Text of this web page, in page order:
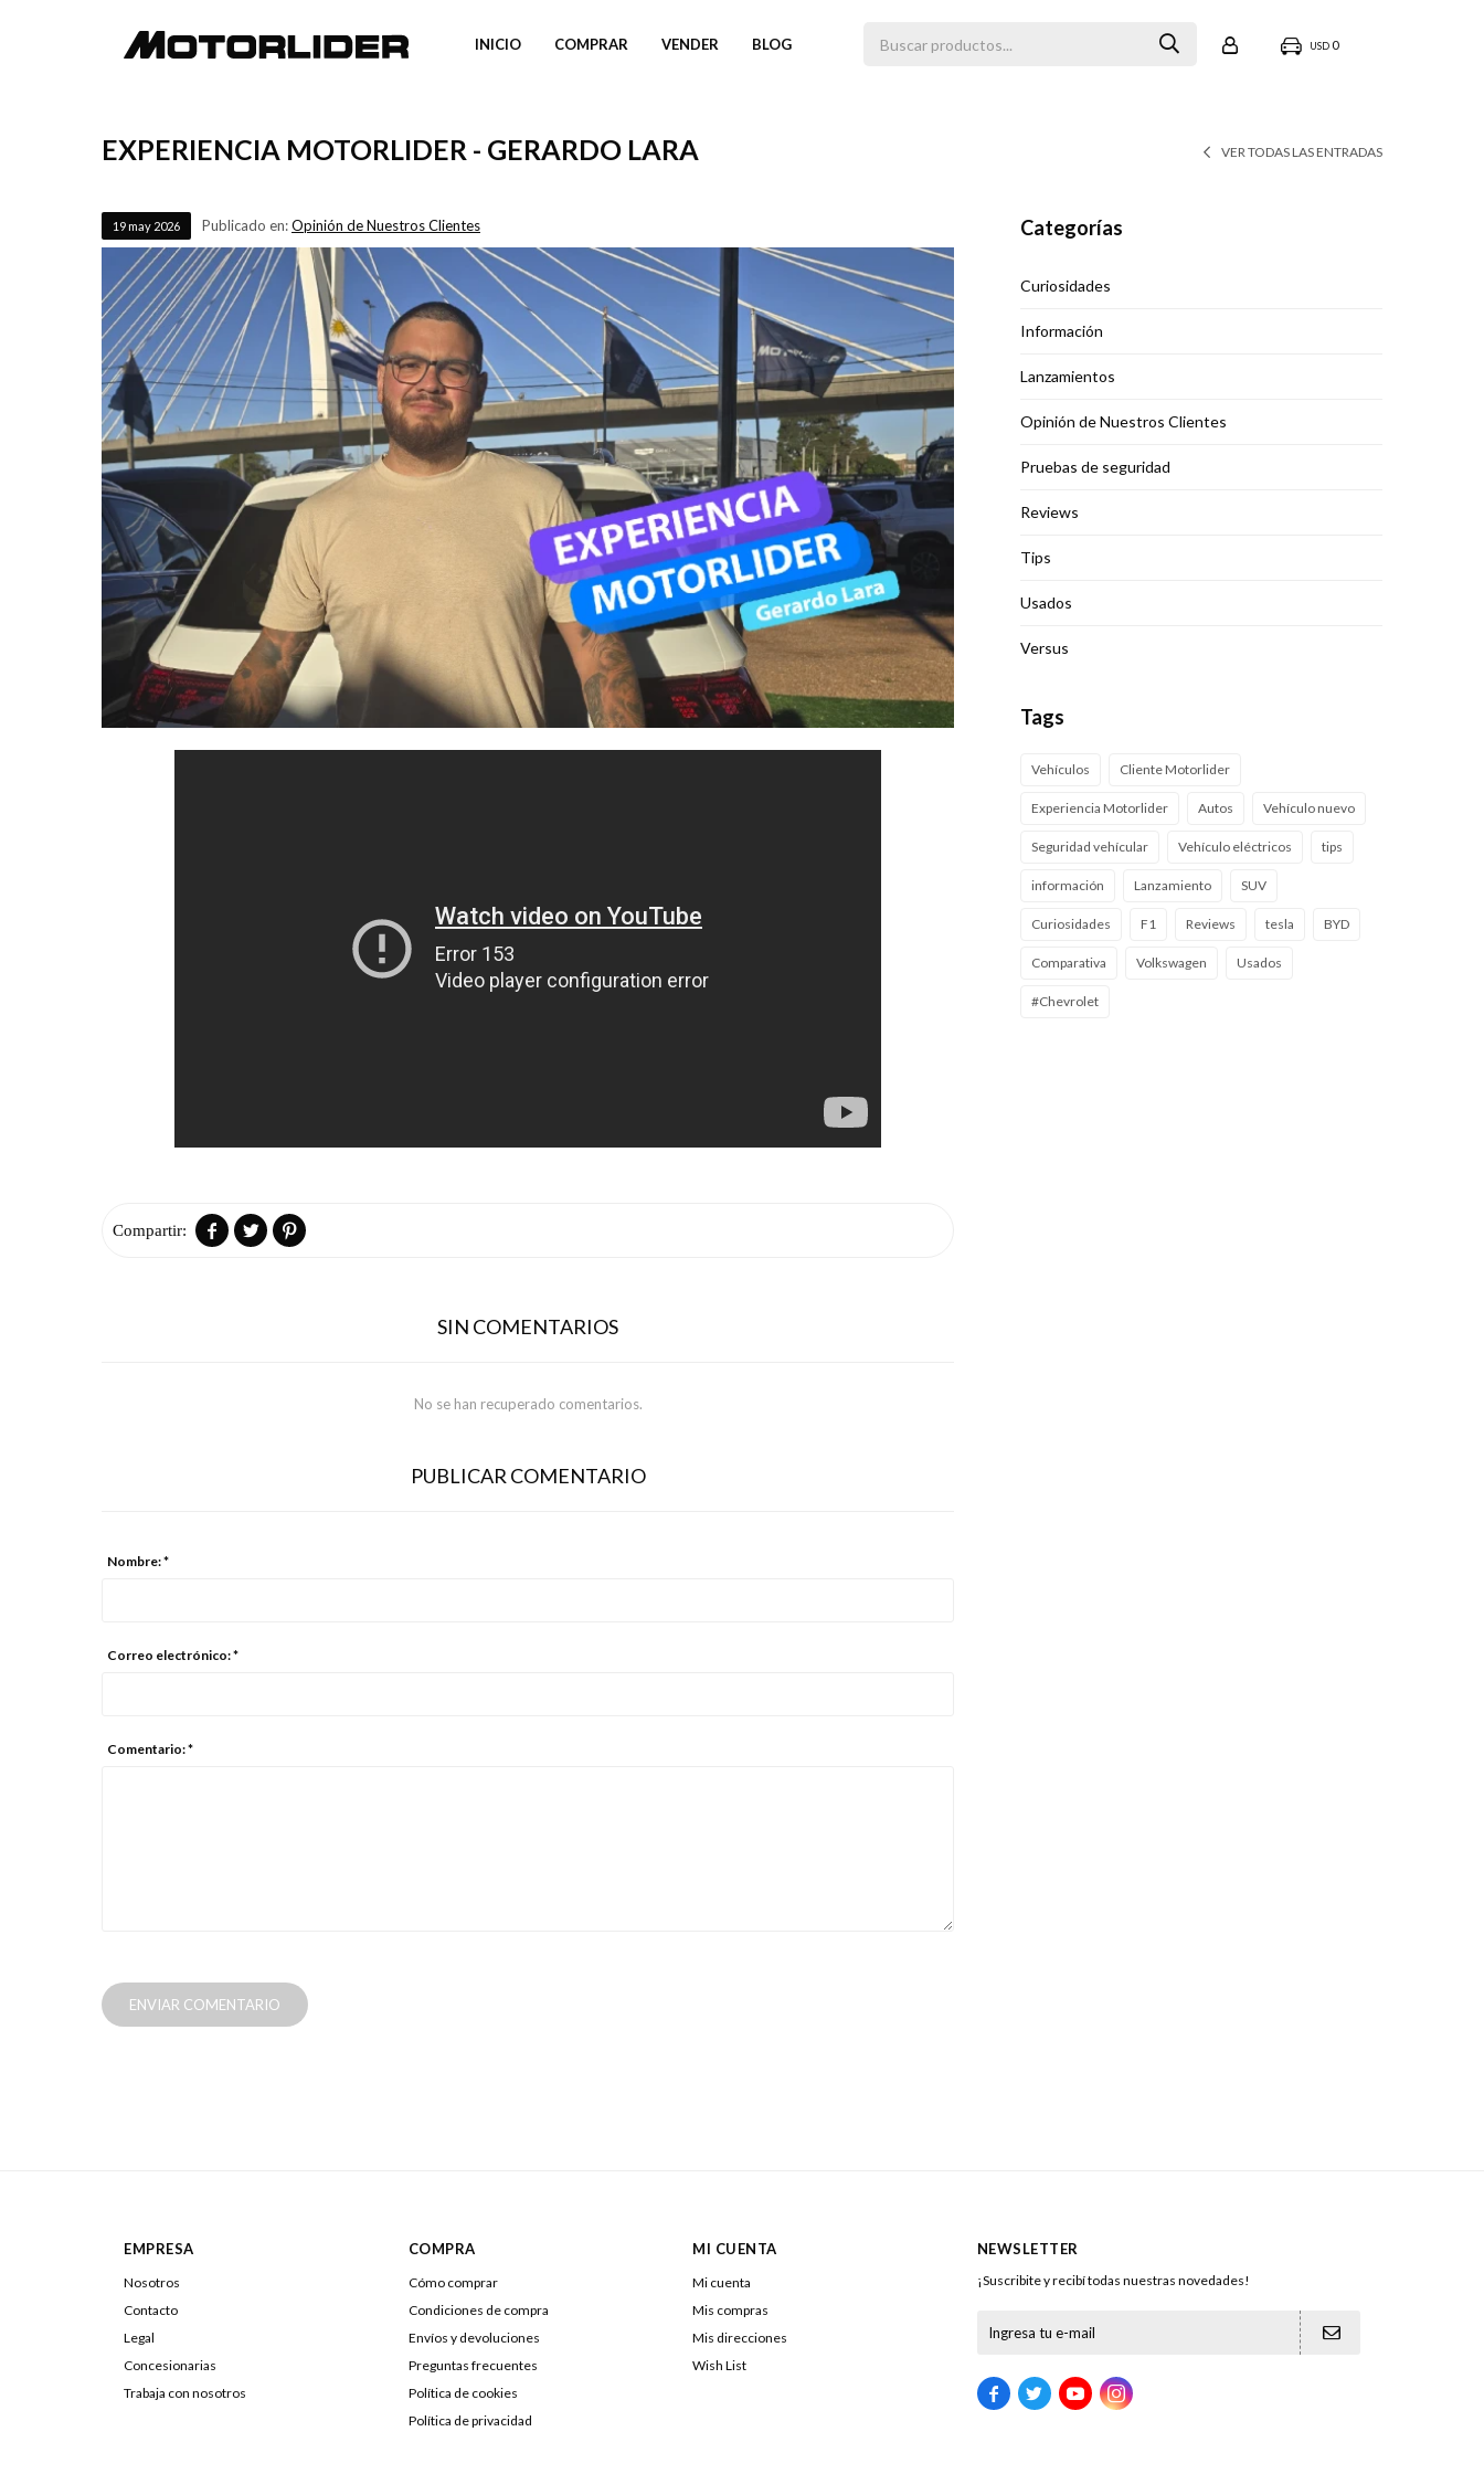
INICIO COMPRAR VENDER BLOG USD 0
EXPERIENCIA MOTORLIDER - GERARDO LARA VER TODAS LAS ENTRADAS
19 may 2026 Publicado en:Opinión de Nuestros Clientes
  
SIN COMENTARIOS
No se han recuperado comentarios.
PUBLICAR COMENTARIO
Nombre: *
Correo electrónico: *
Comentario: *
ENVIAR COMENTARIO
Categorías
Curiosidades
Información
Lanzamientos
Opinión de Nuestros Clientes
Pruebas de seguridad
Reviews
Tips
Usados
Versus
Tags
Vehículos Cliente Motorlider
Experiencia Motorlider Autos Vehículo nuevo
Seguridad vehícular Vehículo eléctricos tips
información Lanzamiento SUV
Curiosidades F1 Reviews tesla BYD
Comparativa Volkswagen Usados
#Chevrolet
EMPRESA
Nosotros
Contacto
Legal
Concesionarias
Trabaja con nosotros
COMPRA
Cómo comprar
Condiciones de compra
Envíos y devoluciones
Preguntas frecuentes
Política de cookies
Política de privacidad
MI CUENTA
Mi cuenta
Mis compras
Mis direcciones
Wish List
NEWSLETTER
¡Suscribite y recibí todas nuestras novedades!
   